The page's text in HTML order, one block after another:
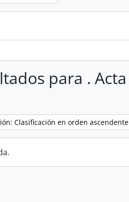
para . Acta
Clasificación en orden ascendente